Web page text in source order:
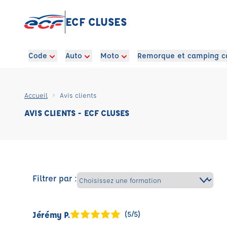
ECF CLUSES
Code Auto Moto Remorque et camping
Accueil Avis clients
AVIS CLIENTS - ECF CLUSES
Filtrer par :
Jérémy P. (5/5)